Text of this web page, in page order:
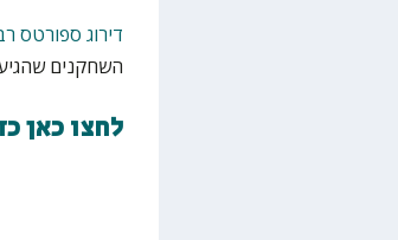
דירוג ספורטס רבי
השחקנים
לחצו כאן